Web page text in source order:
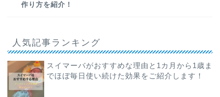
作り方を紹介！
人気記事ランキング
スイマーバがおすすめな理由と1カ月から1歳ま
でほぼ毎日使い続けた効果をご紹介します！